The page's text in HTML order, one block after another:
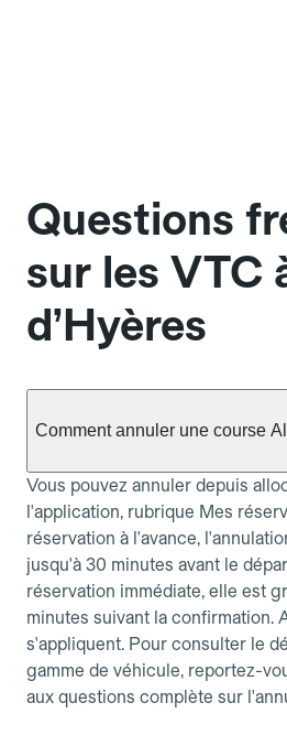
Questions
sur les VTC
d’Hyères
Comment annuler une course
Vous pouvez annuler depuis
l'application, rubrique Mes
réservation à l'avance,
jusqu'à 30 minutes avant le
réservation immédiate, elle est
minutes suivant la confirmation.
s'appliquent. Pour consulter le
gamme de véhicule, reportez-
aux questions complète sur